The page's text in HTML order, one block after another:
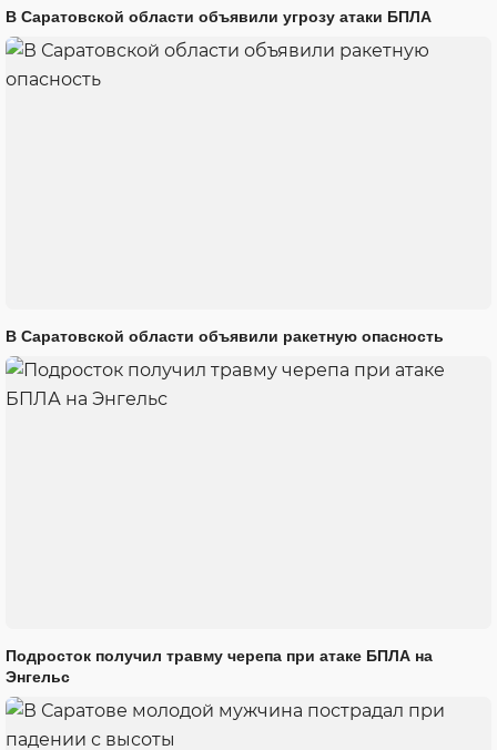
В Саратовской области объявили угрозу атаки БПЛА
В Саратовской области объявили ракетную опасность
Подросток получил травму черепа при атаке БПЛА на
Энгельс